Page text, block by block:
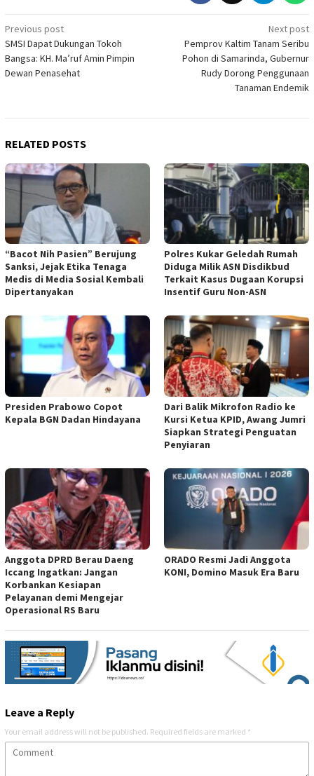
Post
navigation
Previous post
SMSI Dapat Dukungan Tokoh
Bangsa: KH. Ma’ruf Amin Pimpin
Dewan Penasehat
Next post
Pemprov Kaltim Tanam Seribu
Pohon di Samarinda, Gubernur
Rudy Dorong Penggunaan
Tanaman Endemik
RELATED POSTS
“Bacot Nih Pasien” Berujung
Sanksi, Jejak Etika Tenaga
Medis di Media Sosial Kembali
Dipertanyakan
Polres Kukar Geledah Rumah
Diduga Milik ASN Disdikbud
Terkait Kasus Dugaan Korupsi
Insentif Guru Non-ASN
Presiden Prabowo Copot
Kepala BGN Dadan Hindayana
Dari Balik Mikrofon Radio ke
Kursi Ketua KPID, Awang Jumri
Siapkan Strategi Penguatan
Penyiaran
Anggota DPRD Berau Daeng
Iccang Ingatkan: Jangan
Korbankan Kesiapan
Pelayanan demi Mengejar
Operasional RS Baru
ORADO Resmi Jadi Anggota
KONI, Domino Masuk Era Baru
Leave a Reply
Your email address will not be published. Required fields are marked *